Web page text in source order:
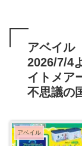
アベイル
2026/7/4
イトメア
不思議の
アベイル